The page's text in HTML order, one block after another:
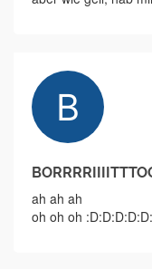
ah ah ah
oh oh oh